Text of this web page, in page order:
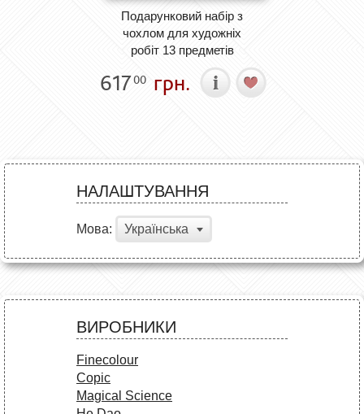
Подарунковий набір з
чохлом для художніх
робіт 13 предметів
61700 грн.
НАЛАШТУВАННЯ
Мова: Українська
ВИРОБНИКИ
Finecolour
Copic
Magical Science